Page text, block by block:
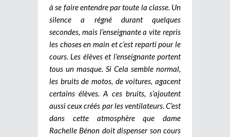
à se faire entendre par toute la classe. Un
silence a régné durant quelques
secondes, mais l’enseignante a vite repris
les choses en main et c’est reparti pour le
cours. Les élèves et l’enseignante portent
tous un masque. Si Cela semble normal,
les bruits de motos, de voitures, agacent
certains élèves. A ces bruits, s’ajoutent
aussi ceux créés par les ventilateurs. C’est
dans cette atmosphère que dame
Rachelle Bénon doit dispenser son cours